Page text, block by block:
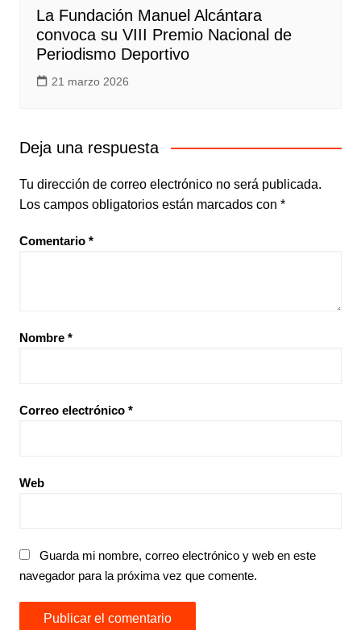
La Fundación Manuel Alcántara
convoca su VIII Premio Nacional de
Periodismo Deportivo
21 marzo 2026
Deja una respuesta
Tu dirección de correo electrónico no será publicada.
Los campos obligatorios están marcados con *
Comentario *
Nombre *
Correo electrónico *
Web
Guarda mi nombre, correo electrónico y web en este
navegador para la próxima vez que comente.